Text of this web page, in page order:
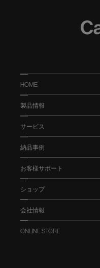
HOME
製品情報
サービス
納品事例
お客様サポート
ショップ
会社情報
ONLINE STORE